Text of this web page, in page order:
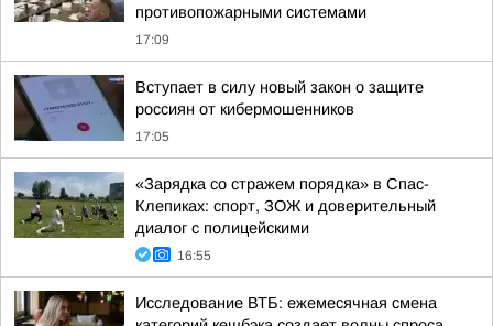
противопожарными системами
17:09
Вступает в силу новый закон о защите
россиян от кибермошенников
17:05
«Зарядка со стражем порядка» в Спас-
Клепиках: спорт, ЗОЖ и доверительный
диалог с полицейскими
16:55
Исследование ВТБ: ежемесячная смена